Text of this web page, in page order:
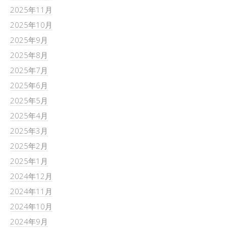
2025年11月
2025年10月
2025年9月
2025年8月
2025年7月
2025年6月
2025年5月
2025年4月
2025年3月
2025年2月
2025年1月
2024年12月
2024年11月
2024年10月
2024年9月